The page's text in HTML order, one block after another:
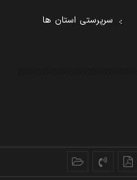
سرپرستی استان ها